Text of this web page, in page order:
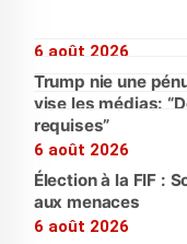
6 août 2026
Trump nie une
vise les médias:
requises”
6 août 2026
Élection à la FIF :
aux menaces
6 août 2026